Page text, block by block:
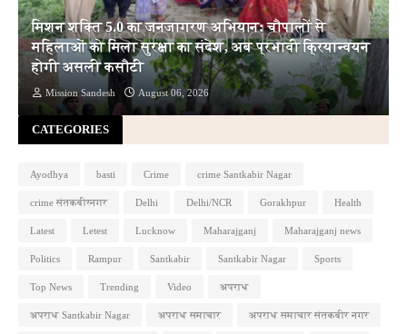
मिशन शक्ति 5.0 का जनजागरण अभियान: चौपालों से
महिलाओं को मिला सुरक्षा का संदेश, अब प्रभावी क्रियान्वयन
होगी असली कसौटी
Mission Sandesh August 06, 2026
CATEGORIES
Ayodhya basti Crime crime Santkabir Nagar
crime संतकबीरनगर Delhi Delhi/NCR Gorakhpur Health
Latest Letest Lucknow Maharajganj Maharajganj news
Politics Rampur Santkabir Santkabir Nagar Sports
Top News Trending Video अपराध
अपराध Santkabir Nagar अपराध समाचार अपराध समाचार संतकबीर नगर